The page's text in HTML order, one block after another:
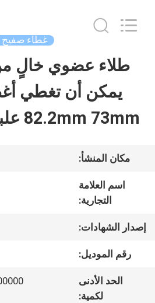
بيت
منتجات
أشرطة
فيديو
معلومات
METAL
غطاء صفيح
82.2mm 73mm علبة من الصفيح
مكان المنشأ:
اسم العلامة
التجارية:
إصدار الشهادات:
رقم الموديل:
الحد الأدنى
لكمية:
2000000 جهاز